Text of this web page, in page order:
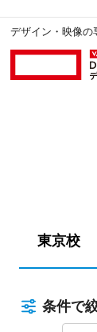
デザイン・映像
東京校
条件で